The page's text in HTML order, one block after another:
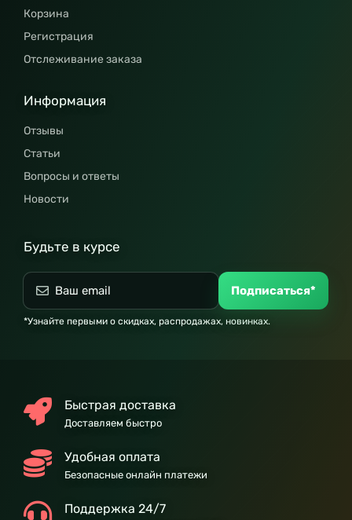
Корзина
Регистрация
Отслеживание заказа
Информация
Отзывы
Статьи
Вопросы и ответы
Новости
Будьте в курсе
Подписаться*
*Узнайте первыми о скидках, распродажах, новинках.
Быстрая доставка
Доставляем быстро
Удобная оплата
Безопасные онлайн платежи
Поддержка 24/7